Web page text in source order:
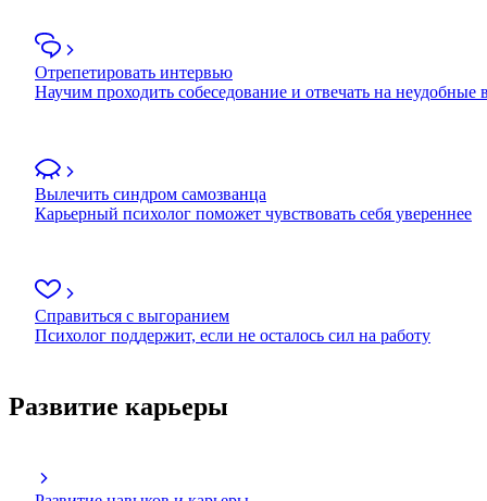
Отрепетировать интервью
Научим проходить собеседование и отвечать на неудобные
Вылечить синдром самозванца
Карьерный психолог поможет чувствовать себя увереннее
Справиться с выгоранием
Психолог поддержит, если не осталось сил на работу
Развитие карьеры